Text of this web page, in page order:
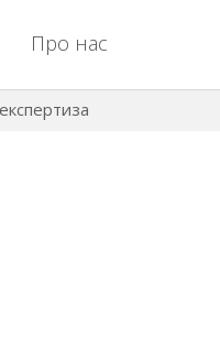
Про нас